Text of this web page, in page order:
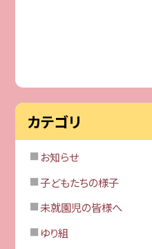
カテゴリ
お知らせ
子どもたちの様子
未就園児の皆様へ
ゆり組